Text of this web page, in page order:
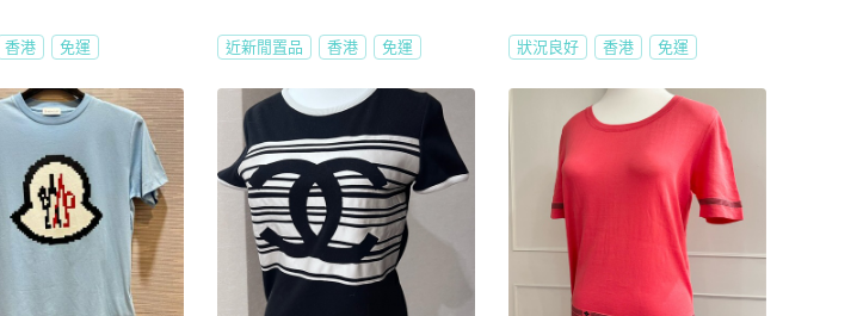
香港 免運 近新閒置品 香港 免運 狀況良好 香港 免運